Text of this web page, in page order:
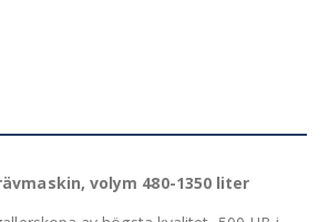
volym 480-1350 liter